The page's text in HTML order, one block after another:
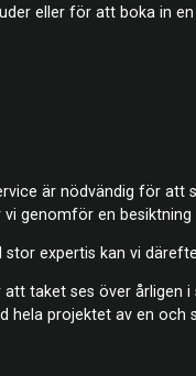
eller för att boka in en
är nödvändig för
vi genomför en
expertis kan vi
att taket ses över årligen
hela projektet av en och